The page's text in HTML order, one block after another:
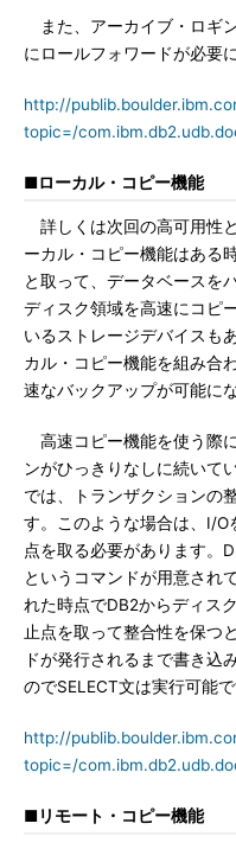
また、アーカイブ・ロギ
にロールフォワードが必要
http://
topic=/
■ローカル・コピー機能
詳しくは次回の高可用性
ーカル・コピー機能はある
と取って、データベースを
ディスク領域を高速にコピ
いるストレージデバイスも
カル・コピー機能を組み合
速なバックアップが可能に
高速コピー機能を使う際
ンがひっきりなしに続いて
では、トランザクションの
す。このような場合は、I/O
点を取る必要があります。
というコマンドが用意され
れた時点でDB2からディス
止点を取って整合性を保つ
ドが発行されるまで書き込
のでSELECT文は実行可能で
http://
topic=/
■リモート・コピー機能